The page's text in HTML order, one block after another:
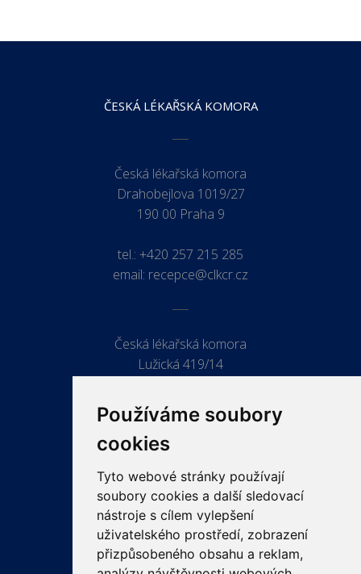
Používáme soubory
cookies
Tyto webové stránky používají
soubory cookies a další sledovací
nástroje s cílem vylepšení
uživatelského prostředí, zobrazení
přizpůsobeného obsahu a reklam,
ČESKÁ LÉKAŘSKÁ KOMORA
Česká lékařská komora
Drahobejlova 1019/27
190 00 Praha 9
tel.: +420 257 215 285
email: recepce@clkcr.cz
Česká lékařská komora
Lužická 419/14
ODKAZY
PRO LÉKAŘE
PRO VEŘEJNOST
VZDĚLÁVÁNÍ